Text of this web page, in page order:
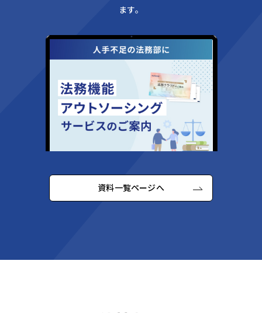
ます。
資料一覧ページへ